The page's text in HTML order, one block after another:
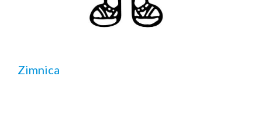
Zimnica